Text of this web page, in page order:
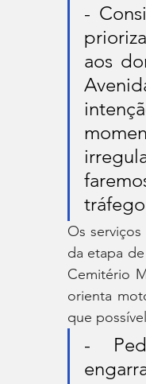
-
aos
Os
da etapa
Cemitério
orienta
que
-